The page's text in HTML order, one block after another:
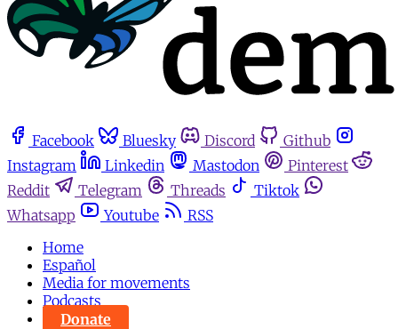
Facebook Bluesky Discord
Github
Instagram
Linkedin Mastodon
Pinterest
Reddit
Telegram Threads
Tiktok
Whatsapp
Youtube
RSS
Home
Español
Media for movements
Podcasts
Donate